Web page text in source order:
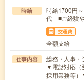
時給
時給1700円
代 ■ご経験や
交通費
全額支給
仕事内容
総務・人事・
▼電話対応（
採用業務等